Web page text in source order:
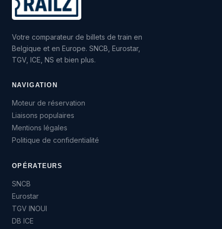
Votre comparateur de billets de train en
Belgique et en Europe. SNCB, Eurostar,
TGV, ICE, NS et bien plus.
NAVIGATION
Moteur de réservation
Liaisons populaires
Mentions légales
Politique de confidentialité
OPÉRATEURS
SNCB
Eurostar
TGV INOUI
DB ICE